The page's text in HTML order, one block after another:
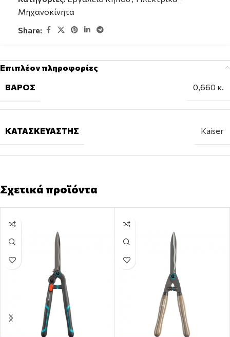
Μηχανοκίνητα
Share:
Επιπλέον πληροφορίες
ΒΆΡΟΣ
0,660 κ.
ΚΑΤΑΣΚΕΥΑΣΤΉΣ Kaiser
Σχετικά προϊόντα